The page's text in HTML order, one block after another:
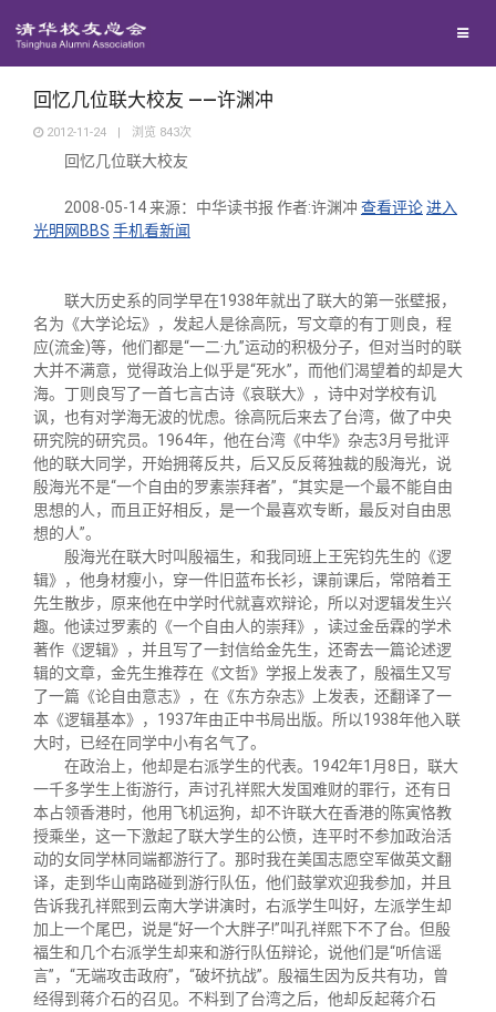
西南联大校友会
回馈母校
捐赠项目
捐赠新闻
捐赠纪事
捐赠方法
义工计划
媒体平台
《清华校友通讯》
《水木清华》
我要订阅
新媒体平台
百年清华
清华人物
清华故事
青春风采
校友文苑
校友讲坛
校友视界
校友服务
终身学习
信息化服务
三创大赛
实用信息
校友总会
总会简介
会长致辞
总会章程
理事会名单
制度法规
联系我们
关闭
回忆几位联大校友 ——许渊冲
2012-11-24 | 浏览 843次
回忆几位联大校友
2008-05-14来源：中华读书报 作者:许渊冲 查看评论进入
光明网BBS 手机看新闻
联大历史系的同学早在1938年就出了联大的第一张壁报，
名为《大学论坛》，发起人是徐高阮，写文章的有丁则良，程
应(流金)等，他们都是“一二·九”运动的积极分子，但对当时的联
大并不满意，觉得政治上似乎是“死水”，而他们渴望着的却是大
海。丁则良写了一首七言古诗《哀联大》，诗中对学校有讥
讽，也有对学海无波的忧虑。徐高阮后来去了台湾，做了中央
研究院的研究员。1964年，他在台湾《中华》杂志3月号批评
他的联大同学，开始拥蒋反共，后又反反蒋独裁的殷海光，说
殷海光不是“一个自由的罗素崇拜者”，“其实是一个最不能自由
思想的人，而且正好相反，是一个最喜欢专断，最反对自由思
想的人”。
殷海光在联大时叫殷福生，和我同班上王宪钧先生的《逻
辑》，他身材瘦小，穿一件旧蓝布长衫，课前课后，常陪着王
先生散步，原来他在中学时代就喜欢辩论，所以对逻辑发生兴
趣。他读过罗素的《一个自由人的崇拜》，读过金岳霖的学术
著作《逻辑》，并且写了一封信给金先生，还寄去一篇论述逻
辑的文章，金先生推荐在《文哲》学报上发表了，殷福生又写
了一篇《论自由意志》，在《东方杂志》上发表，还翻译了一
本《逻辑基本》，1937年由正中书局出版。所以1938年他入联
大时，已经在同学中小有名气了。
在政治上，他却是右派学生的代表。1942年1月8日，联大
一千多学生上街游行，声讨孔祥熙大发国难财的罪行，还有日
本占领香港时，他用飞机运狗，却不许联大在香港的陈寅恪教
授乘坐，这一下激起了联大学生的公愤，连平时不参加政治活
动的女同学林同端都游行了。那时我在美国志愿空军做英文翻
译，走到华山南路碰到游行队伍，他们鼓掌欢迎我参加，并且
告诉我孔祥熙到云南大学讲演时，右派学生叫好，左派学生却
加上一个尾巴，说是“好一个大胖子!”叫孔祥熙下不了台。但殷
福生和几个右派学生却来和游行队伍辩论，说他们是“听信谣
言”，“无端攻击政府”，“破坏抗战”。殷福生因为反共有功，曾
经得到蒋介石的召见。不料到了台湾之后，他却反起蒋介石